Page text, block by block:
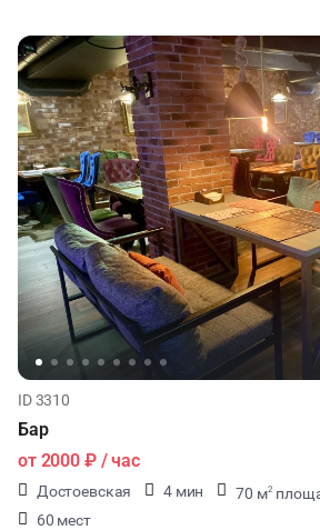
ID 3310
Бар
от 2000 ₽/ час
Достоевская 4 мин 70 м2
60 мест